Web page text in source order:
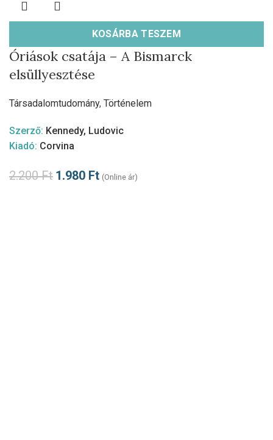
KOSÁRBA TESZEM
Óriások csatája – A Bismarck
elsüllyesztése
Társadalomtudomány, Történelem
Szerző: Kennedy, Ludovic
Kiadó: Corvina
2.200Ft 1.980 Ft (Online ár)